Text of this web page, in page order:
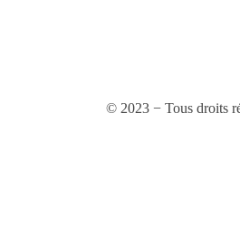
© 2023 − Tous droits